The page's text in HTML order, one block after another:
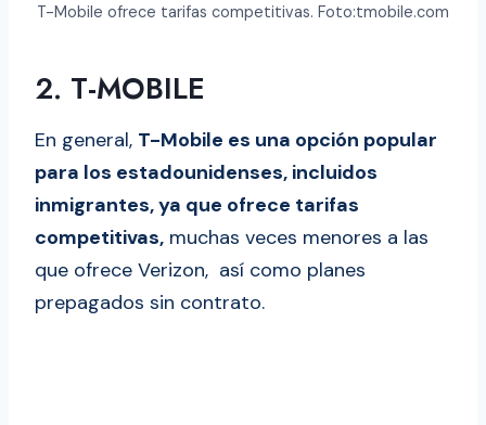
T-Mobile ofrece tarifas competitivas. Foto:tmobile.com
2. T-MOBILE
En general, T-Mobile es una opción popular
para los estadounidenses, incluidos
inmigrantes, ya que ofrece tarifas
competitivas, muchas veces menores a las
que ofrece Verizon, así como planes
prepagados sin contrato.